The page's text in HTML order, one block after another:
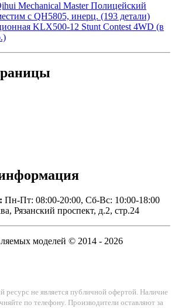
Mechanical Master Полицейский
с QH5805, инерц. (193 детали)
KLX500-12 Stunt Contest 4WD (в
Пн-Пт: 08:00-20:00, Сб-Вс: 10:00-18:00
Рязанский проспект, д.2, стр.24
моделей © 2014 - 2026
не является публичной офертой. Наличие
по телефону. Производители оставляют за